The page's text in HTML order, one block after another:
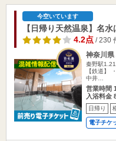
今空いています
【日帰り天然温泉】名
4.2点/ 230
神奈川県
秦野駅
【鉄道】
中井…
営業時間
入浴料金
日帰り
電子チケ